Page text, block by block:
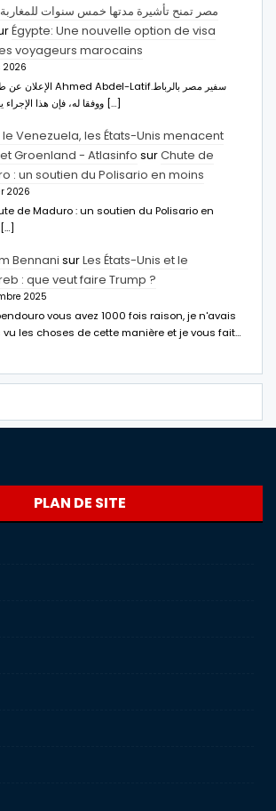
مصر تمنح تأشيرة مدتها خمس سنوات
Égypte: Une nouvelle option de visa
voyageurs marocains
2026
ووفقا له، فإن هذا الإجراء يهدف إلى […]
Venezuela, les États-Unis menacent
Groenland - Atlasinfo surChute de
: un soutien du Polisario en moins
2026
de Maduro : un soutien du Polisario en
Bennani surLes États-Unis et le
: que veut faire Trump ?
2025
vous avez 1000 fois raison, je n'avais
les choses de cette manière et je vous fait…
PLAN DE SITE